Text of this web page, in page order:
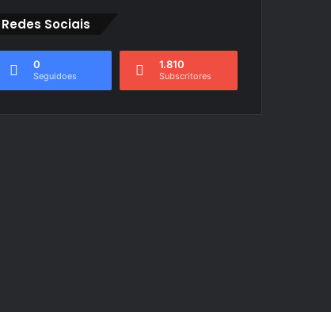
Redes Sociais
0
Seguidoes
1.810
Subscritores